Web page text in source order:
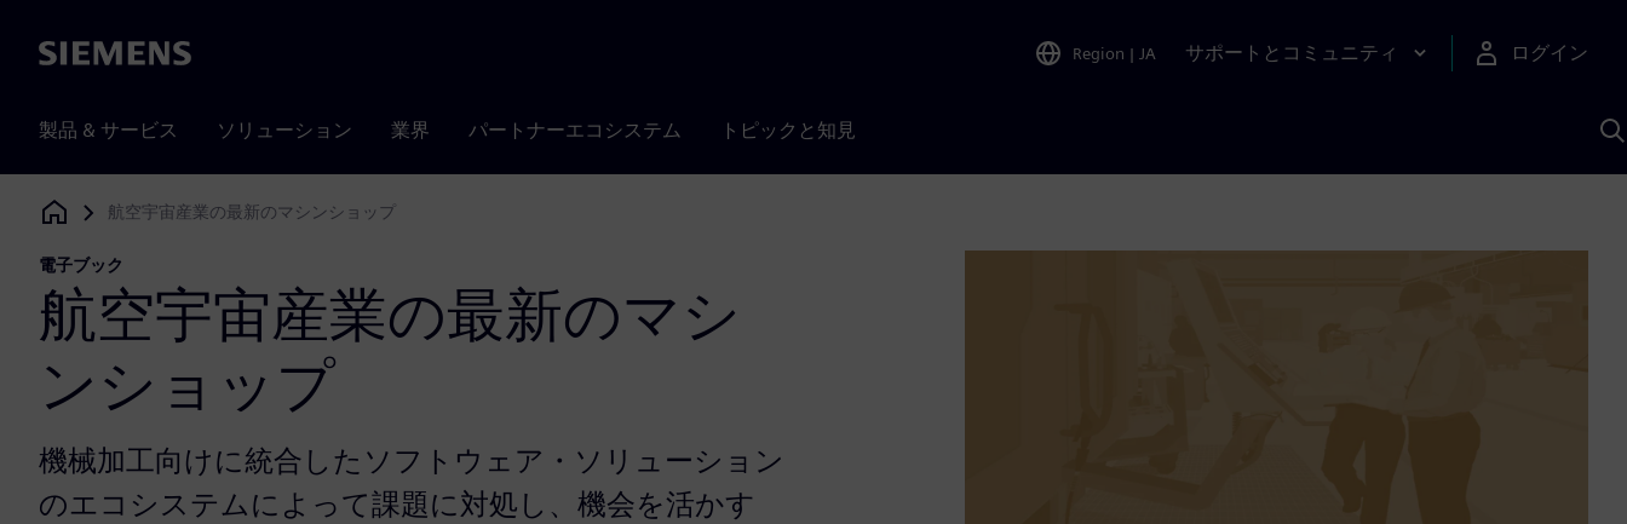
Siemens Region | JA サポートとコミュニティ ログイン
製品 & サービス ソリューション 業界 パートナーエコシステム トピックと知見
Siemens Digital Industries Software
航空宇宙産業の最新のマシンショップ
電子ブック
航空宇宙産業の最新のマシ
ンショップ
機械加工向けに統合したソフトウェア・ソリューション
のエコシステムによって課題に対処し、機会を活かす